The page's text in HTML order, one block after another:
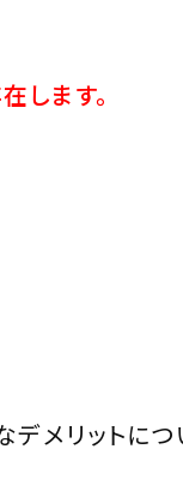
します。
メリットにつ